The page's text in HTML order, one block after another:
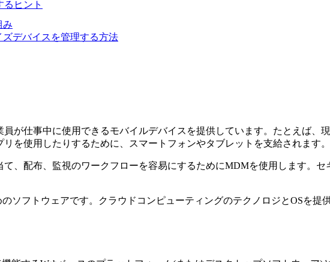
るヒント
み
デバイスを管理する方法
が仕事中に使用できるモバイルデバイスを提供しています。たとえば、
を使用したりするために、スマートフォンやタブレットを支給されます。
、配布、監視のワークフローを容易にするためにMDMを使用します。
ソフトウェアです。クラウドコンピューティングのテクノロジとOSを提